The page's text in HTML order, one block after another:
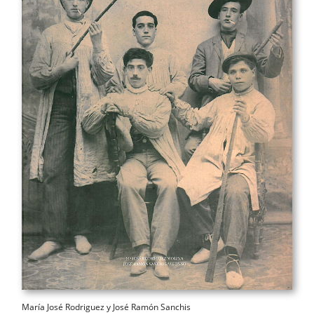
María José Rodriguez y José Ramón Sanchis